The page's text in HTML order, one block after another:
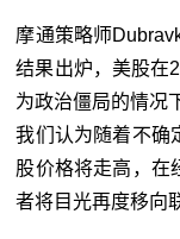
摩通策略师
结果出炉，美股在
为政治僵局的情况
我们认为随着不确
股价格将走高，在
者将目光再度移向